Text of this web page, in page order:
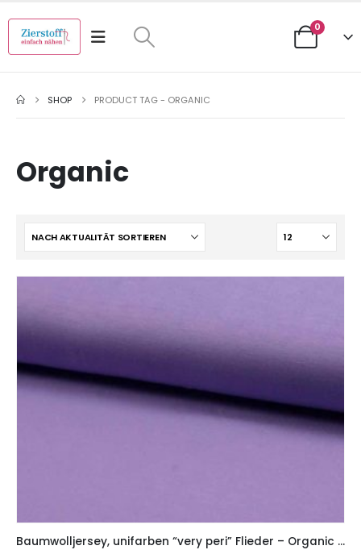
0
SHOP PRODUCT TAG - ORGANIC
Organic
Baumwolljersey, unifarben “very peri” Flieder – Organic Cotton